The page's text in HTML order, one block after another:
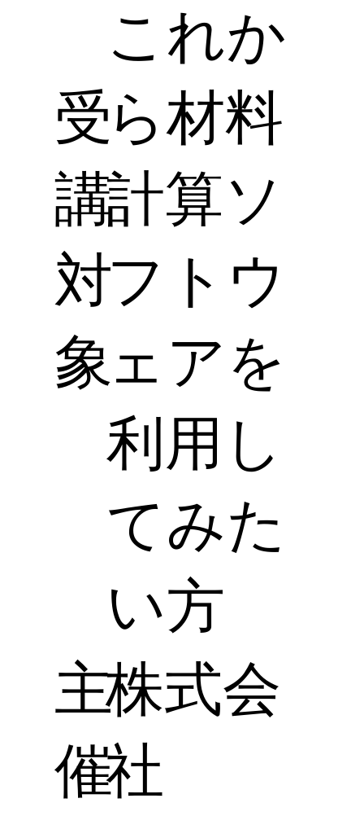
受
講
対
象
主
催
これか
ら材料
計算ソ
フトウ
ェアを
利用し
てみた
い方
株式会
社